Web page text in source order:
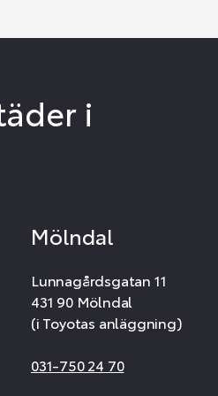
i
Mölndal
Lunnagårdsgatan 11
431 90 Mölndal
(i Toyotas anläggning)
031-750 24 70